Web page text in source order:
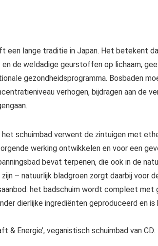
een lange traditie in Japan. Het betekent
en de weldadige geurstoffen op lichaam,
gezondheidsprogramma. Bosbaden
verhogen, bijdragen aan de
het schuimbad verwent de zintuigen met
werking ontwikkelen en voor een
bevat terpenen, die ook in de
– natuurlijk bladgroen zorgt daarbij voor
het badschuim wordt compleet
dierlijke ingrediënten geproduceerd en
& Energie’, veganistisch schuimbad van CD.